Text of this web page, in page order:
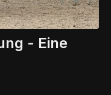
- Eine